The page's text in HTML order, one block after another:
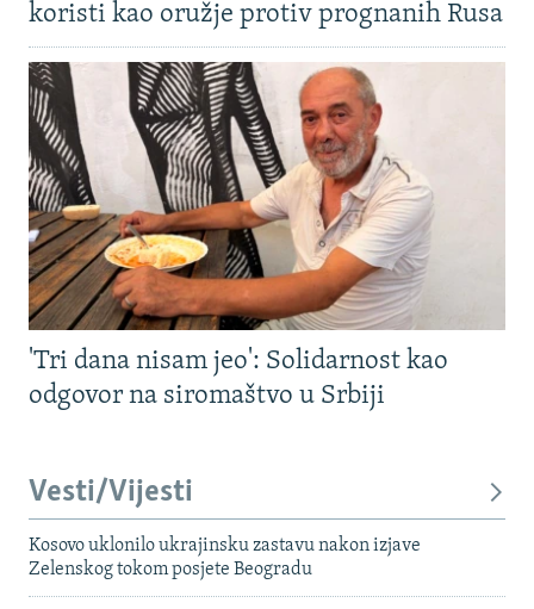
koristi kao oružje protiv prognanih Rusa
'Tri dana nisam jeo': Solidarnost kao
odgovor na siromaštvo u Srbiji
Vesti/Vijesti
Kosovo uklonilo ukrajinsku zastavu nakon izjave
Zelenskog tokom posjete Beogradu